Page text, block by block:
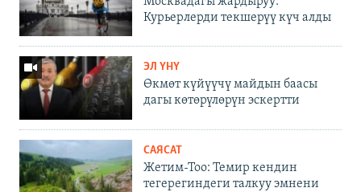
Курьерлерди текшерүү күч алды
ЭЛ ҮНҮ
Өкмөт күйүүчү майдын баасы
дагы көтөрүлөрүн эскертти
САЯСАТ
Жетим-Тоо: Темир кендин
тегерегиндеги талкуу эмнени